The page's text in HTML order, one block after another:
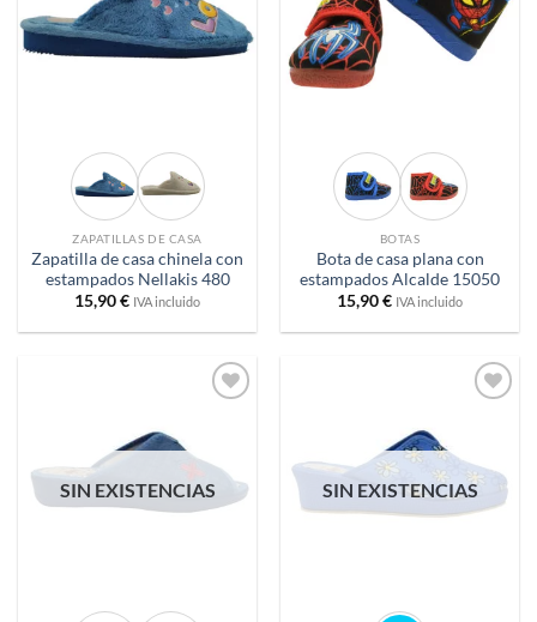
ZAPATILLAS DE CASA
Zapatilla de casa chinela con
estampados Nellakis 480
15,90€ IVA incluido
BOTAS
Bota de casa plana con
estampados Alcalde 15050
15,90€ IVA incluido
SIN EXISTENCIAS SIN EXISTENCIAS